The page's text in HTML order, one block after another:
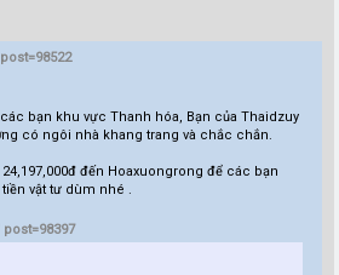
bạn khu vực Thanh hóa, Bạn của Thaidzuy
có ngôi nhà khang trang và chắc chắn.
đến Hoaxuongrong để các bạn
vật tư dùm nhé .